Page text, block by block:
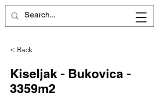
< Back
Kiseljak - Bukovica -
3359m2